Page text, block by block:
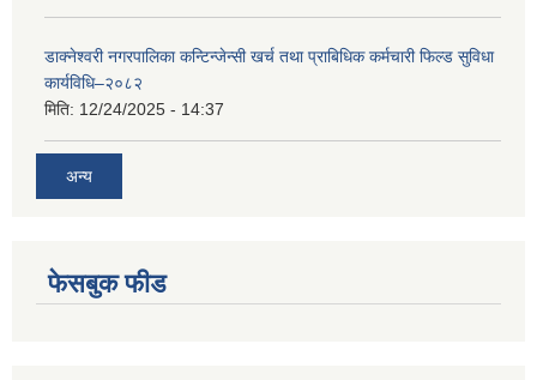
डाक्नेश्वरी नगरपालिका कन्टिन्जेन्सी खर्च तथा प्राबिधिक कर्मचारी फिल्ड सुविधा
कार्यविधि–२०८२
मिति: 12/24/2025 - 14:37
अन्य
फेसबुक फीड